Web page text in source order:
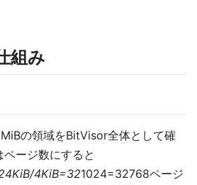
組み
の領域をBitVisor全体として確
ージ数にすると
4KiB=321024=32768ページ